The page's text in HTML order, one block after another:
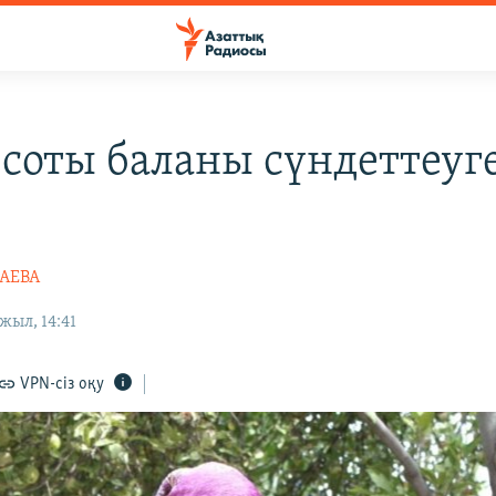
баланы
14:41
VPN-сіз оқу